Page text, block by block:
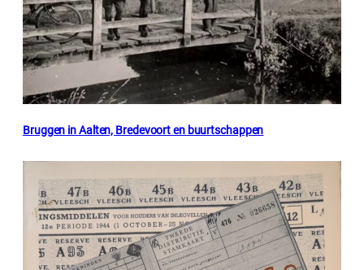
Bruggen in Aalten, Bredevoort en buurtschappen